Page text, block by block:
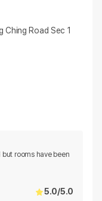
Ching Road Sec 1
but rooms have been
5.0/5.0